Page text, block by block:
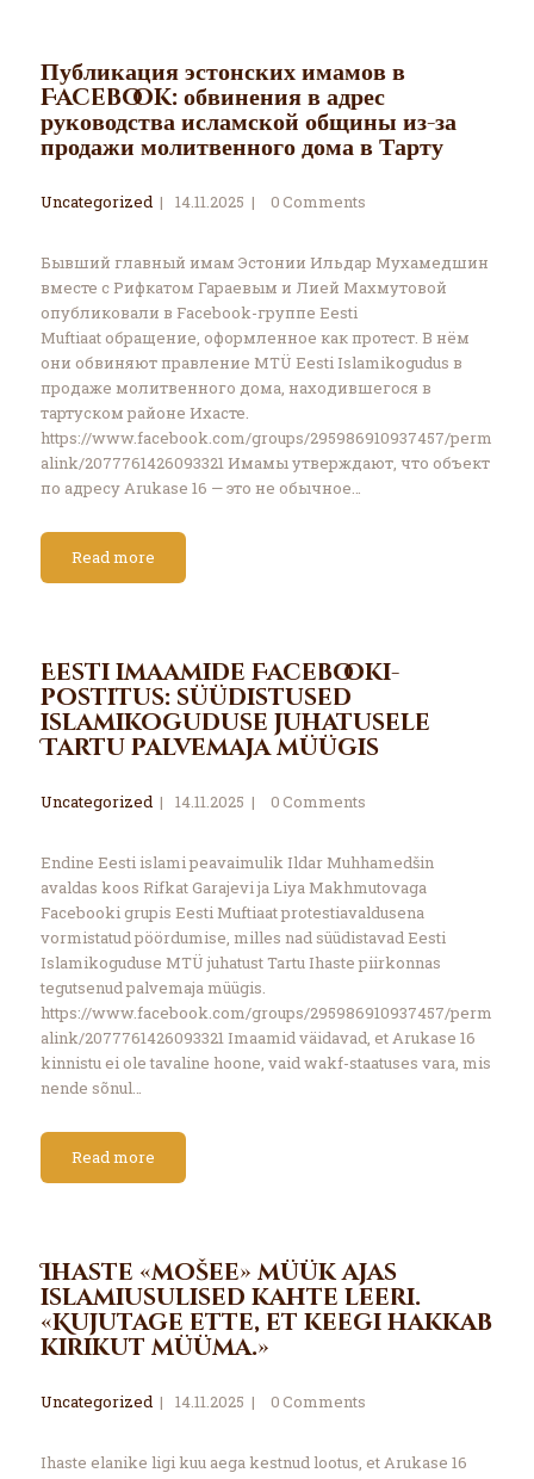
Публикация эстонских имамов в
Facebook: обвинения в адрес
руководства исламской общины из-за
продажи молитвенного дома в Тарту
Uncategorized 14.11.2025 0Comments
Бывший главный имам Эстонии Ильдар Мухамедшин
вместе с Рифкатом Гараевым и Лией Махмутовой
опубликовали в Facebook-группе Eesti
Muftiaat обращение, оформленное как протест. В нём
они обвиняют правление MTÜ Eesti Islamikogudus в
продаже молитвенного дома, находившегося в
тартуском районе Ихасте.
https://www.facebook.com/groups/295986910937457/perm
alink/2077761426093321 Имамы утверждают, что объект
по адресу Arukase 16 — это не обычное…
Read more
Eesti imaamide Facebooki-
postitus: süüdistused
islamikoguduse juhatusele
Tartu palvemaja müügis
Uncategorized 14.11.2025 0Comments
Endine Eesti islami peavaimulik Ildar Muhhamedšin
avaldas koos Rifkat Garajevi ja Liya Makhmutovaga
Facebooki grupis Eesti Muftiaat protestiavaldusena
vormistatud pöördumise, milles nad süüdistavad Eesti
Islamikoguduse MTÜ juhatust Tartu Ihaste piirkonnas
tegutsenud palvemaja müügis.
https://www.facebook.com/groups/295986910937457/perm
alink/2077761426093321 Imaamid väidavad, et Arukase 16
kinnistu ei ole tavaline hoone, vaid wakf-staatuses vara, mis
nende sõnul…
Read more
Ihaste «mošee» müük ajas
islamiusulised kahte leeri.
«Kujutage ette, et keegi hakkab
kirikut müüma.»
Uncategorized 14.11.2025 0Comments
Ihaste elanike ligi kuu aega kestnud lootus, et Arukase 16